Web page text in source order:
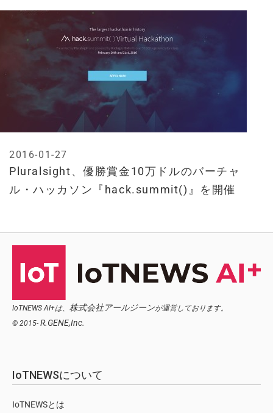
Pluralsight、優勝賞金10万ドルのバーチャ
ル・ハッカソン『hack.summit()』を開催
2016-01-27
IoTNEWS AI+は、 株式会社アールジーンが運営しております。
© 2015- R.GENE,Inc.
IoTNEWSについて
IoTNEWSとは